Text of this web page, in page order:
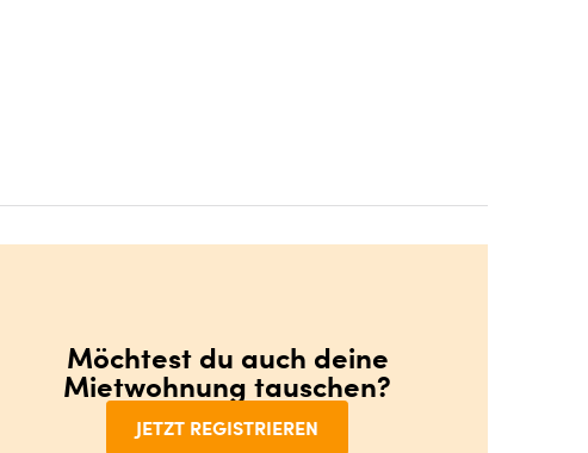
Möchtest du auch deine
Mietwohnung tauschen?
JETZT REGISTRIEREN